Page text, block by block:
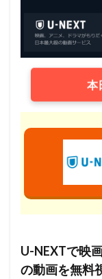
本
U-NEXTで映
の動画を無料